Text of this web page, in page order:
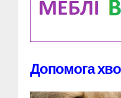
Допомога